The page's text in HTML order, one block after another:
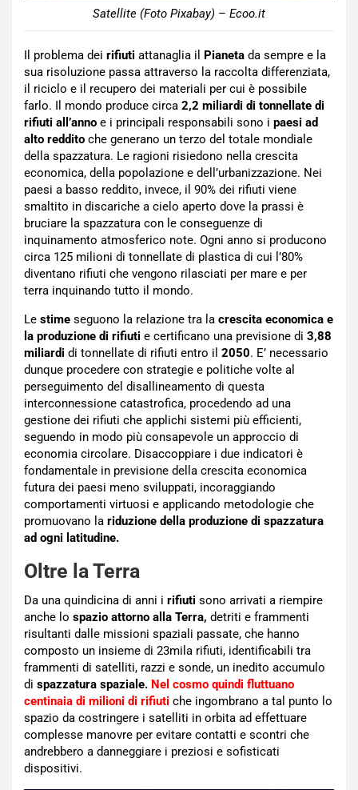
Satellite (Foto Pixabay) – Ecoo.it
Il problema dei rifiuti attanaglia il Pianeta da sempre e la
sua risoluzione passa attraverso la raccolta differenziata,
il riciclo e il recupero dei materiali per cui è possibile
farlo. Il mondo produce circa 2,2 miliardi di tonnellate di
rifiuti all’anno e i principali responsabili sono i paesi ad
alto reddito che generano un terzo del totale mondiale
della spazzatura. Le ragioni risiedono nella crescita
economica, della popolazione e dell’urbanizzazione. Nei
paesi a basso reddito, invece, il 90% dei rifiuti viene
smaltito in discariche a cielo aperto dove la prassi è
bruciare la spazzatura con le conseguenze di
inquinamento atmosferico note. Ogni anno si producono
circa 125 milioni di tonnellate di plastica di cui l’80%
diventano rifiuti che vengono rilasciati per mare e per
terra inquinando tutto il mondo.
Le stime seguono la relazione tra la crescita economica e
la produzione di rifiuti e certificano una previsione di 3,88
miliardi di tonnellate di rifiuti entro il 2050. E’ necessario
dunque procedere con strategie e politiche volte al
perseguimento del disallineamento di questa
interconnessione catastrofica, procedendo ad una
gestione dei rifiuti che applichi sistemi più efficienti,
seguendo in modo più consapevole un approccio di
economia circolare. Disaccoppiare i due indicatori è
fondamentale in previsione della crescita economica
futura dei paesi meno sviluppati, incoraggiando
comportamenti virtuosi e applicando metodologie che
promuovano la riduzione della produzione di spazzatura
ad ogni latitudine.
Oltre la Terra
Da una quindicina di anni i rifiuti sono arrivati a riempire
anche lo spazio attorno alla Terra, detriti e frammenti
risultanti dalle missioni spaziali passate, che hanno
composto un insieme di 23mila rifiuti, identificabili tra
frammenti di satelliti, razzi e sonde, un inedito accumulo
di spazzatura spaziale. Nel cosmo quindi fluttuano
centinaia di milioni di rifiuti che ingombrano a tal punto lo
spazio da costringere i satelliti in orbita ad effettuare
complesse manovre per evitare contatti e scontri che
andrebbero a danneggiare i preziosi e sofisticati
dispositivi.